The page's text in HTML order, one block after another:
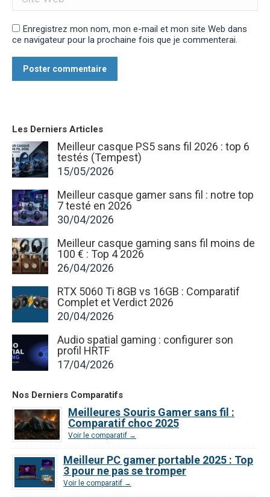
Enregistrez mon nom, mon e-mail et mon site Web dans
ce navigateur pour la prochaine fois que je commenterai.
Poster commentaire
Les Derniers Articles
Meilleur casque PS5 sans fil 2026 : top 6
testés (Tempest)
15/05/2026
Meilleur casque gamer sans fil : notre top
7 testé en 2026
30/04/2026
Meilleur casque gaming sans fil moins de
100 € : Top 4 2026
26/04/2026
RTX 5060 Ti 8GB vs 16GB : Comparatif
Complet et Verdict 2026
20/04/2026
Audio spatial gaming : configurer son
profil HRTF
17/04/2026
Nos Derniers Comparatifs
Meilleures Souris Gamer sans fil :
Comparatif choc 2025
Voir le comparatif →
Meilleur PC gamer portable 2025 : Top
3 pour ne pas se tromper
Voir le comparatif →